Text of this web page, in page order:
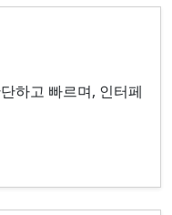
하고 빠르며, 인터페